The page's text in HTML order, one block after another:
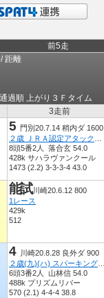
前5走
距離
過順 上がり３Ｆタイム
3走前
5 門別20.7.14 稍内ダ 1600
8頭5番2人 落合玄 54.0
428k サハラヴァンクール
1473 (2.2) 3-3-3-4 43.0
能試川崎20.6.12 800
1レース
429k
512
4
川崎20.8.28 良外ダ 900
6頭3番2人 山林信 54.0
488k プリズムリバー
570 (2.1) 4-4-4 38.8